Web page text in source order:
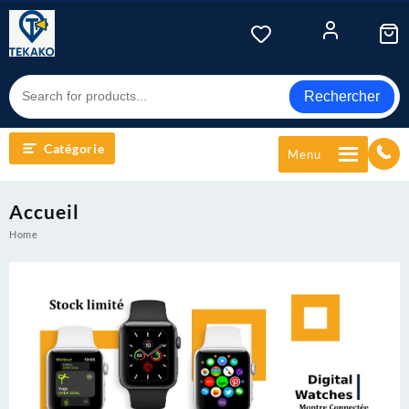
Rechercher
Catégorie Menu
Accueil
Home